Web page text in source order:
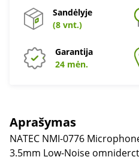
Sandėlyje
(8 vnt.)
Garantija
24 mėn.
Aprašymas
NATEC NMI-0776
3.5mm Low-Noise